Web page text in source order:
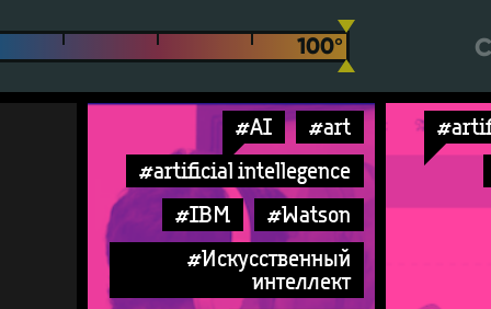
#AI
#art
#artificial intellegence
#IBM
#Watson
#Искусственный
интеллект